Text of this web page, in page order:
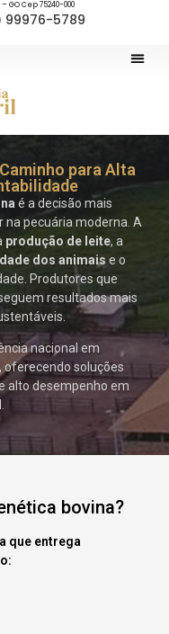
GO Cep 75240-000
99976-5789
para Alta
é a decisão mais
pecuária moderna. A
produção de leite, a
dos animais e o
Produtores que
resultados mais
nacional em
, oferecendo soluções
alto desempenho em
bovina?
que entrega